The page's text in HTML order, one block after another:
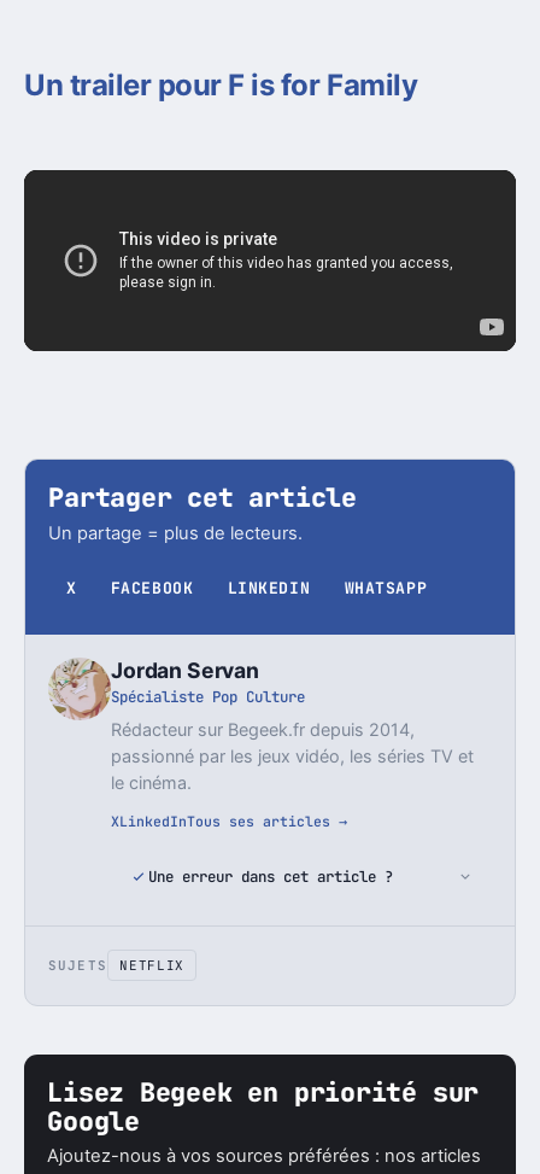
Un trailer pour F is for Family
Partager cet article
Un partage = plus de lecteurs.
X FACEBOOK LINKEDIN WHATSAPP
Jordan Servan
Spécialiste Pop Culture
Rédacteur sur Begeek.fr depuis 2014,
passionné par les jeux vidéo, les séries TV et
le cinéma.
XLinkedInTous ses articles →
Une erreur dans cet article ?
SUJETS NETFLIX
Lisez Begeek en priorité sur
Google
Ajoutez-nous à vos sources préférées : nos articles